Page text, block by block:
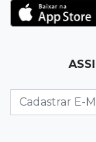
para 7º no
Na
lugar no